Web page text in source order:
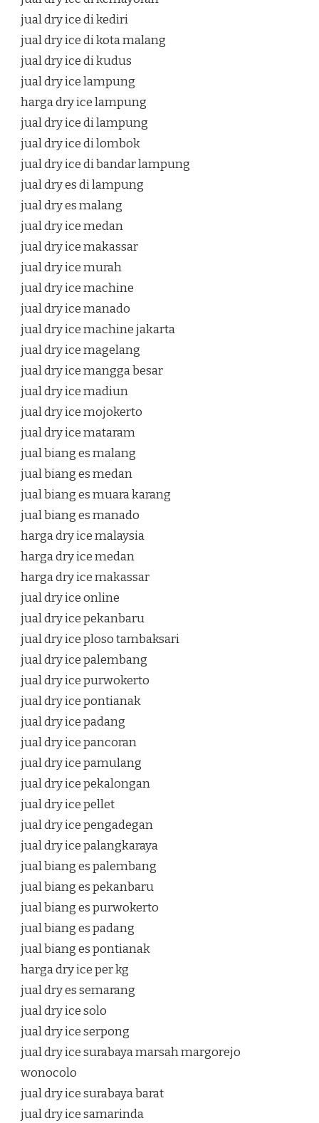
jual dry ice di kediri
jual dry ice di kota malang
jual dry ice di kudus
jual dry ice lampung
harga dry ice lampung
jual dry ice di lampung
jual dry ice di lombok
jual dry ice di bandar lampung
jual dry es di lampung
jual dry es malang
jual dry ice medan
jual dry ice makassar
jual dry ice murah
jual dry ice machine
jual dry ice manado
jual dry ice machine jakarta
jual dry ice magelang
jual dry ice mangga besar
jual dry ice madiun
jual dry ice mojokerto
jual dry ice mataram
jual biang es malang
jual biang es medan
jual biang es muara karang
jual biang es manado
harga dry ice malaysia
harga dry ice medan
harga dry ice makassar
jual dry ice online
jual dry ice pekanbaru
jual dry ice ploso tambaksari
jual dry ice palembang
jual dry ice purwokerto
jual dry ice pontianak
jual dry ice padang
jual dry ice pancoran
jual dry ice pamulang
jual dry ice pekalongan
jual dry ice pellet
jual dry ice pengadegan
jual dry ice palangkaraya
jual biang es palembang
jual biang es pekanbaru
jual biang es purwokerto
jual biang es padang
jual biang es pontianak
harga dry ice per kg
jual dry es semarang
jual dry ice solo
jual dry ice serpong
jual dry ice surabaya marsah margorejo
wonocolo
jual dry ice surabaya barat
jual dry ice samarinda